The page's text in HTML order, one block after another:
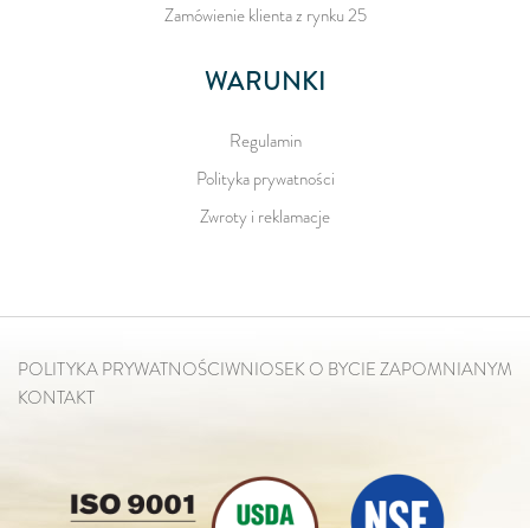
Zamówienie klienta z rynku 25
WARUNKI
Regulamin
Polityka prywatności
Zwroty i reklamacje
POLITYKA PRYWATNOŚCIWNIOSEK O BYCIE ZAPOMNIANYM
KONTAKT